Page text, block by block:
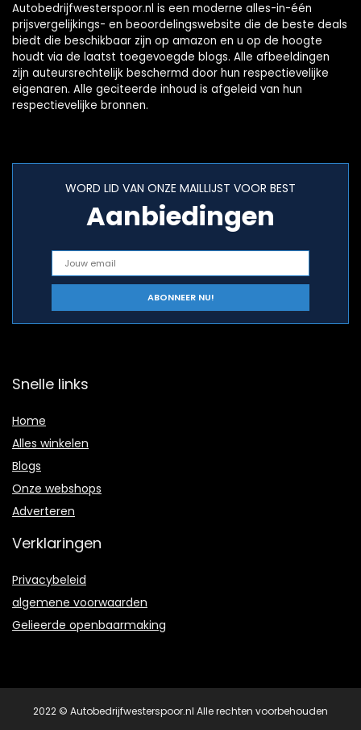
Autobedrijfwesterspoor.nl is een moderne alles-in-één
prijsvergelijkings- en beoordelingswebsite die de beste deals
biedt die beschikbaar zijn op amazon en u op de hoogte
houdt via de laatst toegevoegde blogs. Alle afbeeldingen
zijn auteursrechtelijk beschermd door hun respectievelijke
eigenaren. Alle geciteerde inhoud is afgeleid van hun
respectievelijke bronnen.
WORD LID VAN ONZE MAILLIJST VOOR BEST
Aanbiedingen
Snelle links
Home
Alles winkelen
Blogs
Onze webshops
Adverteren
Verklaringen
Privacybeleid
algemene voorwaarden
Gelieerde openbaarmaking
2022 © Autobedrijfwesterspoor.nl Alle rechten voorbehouden